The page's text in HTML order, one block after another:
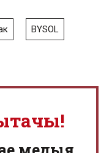
BYSOL